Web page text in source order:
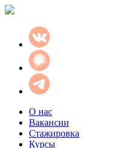
О нас
Вакансии
Стажировка
Курсы